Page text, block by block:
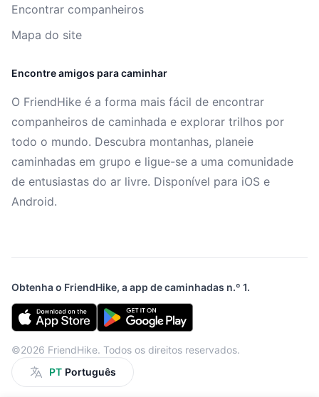
Encontrar companheiros
Mapa do site
Encontre amigos para caminhar
O FriendHike é a forma mais fácil de encontrar
companheiros de caminhada e explorar trilhos por
todo o mundo. Descubra montanhas, planeie
caminhadas em grupo e ligue-se a uma comunidade
de entusiastas do ar livre. Disponível para iOS e
Android.
Obtenha o FriendHike, a app de caminhadas n.º 1.
©2026 FriendHike. Todos os direitos reservados.
PT Português